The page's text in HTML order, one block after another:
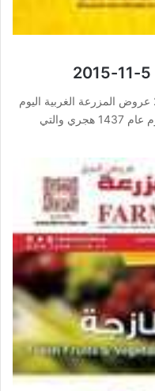
عروض المزرعة الغربية اليوم 5-11-2015 عروض المزرعة الغربية اليوم
5-11-2015 عروض متنوعة اليوم 23 محرم عام 1437 هجري والتي